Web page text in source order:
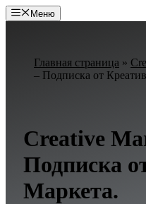
Перейти
к
Меню
Главная страница »
– Подписка от
Creative
Подписка
Маркета.